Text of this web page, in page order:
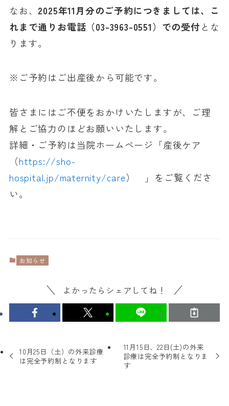
なお、 2025年11月分のご予約につきましては、こ
れまで通りお電話（03-3963-0551）での受付 とな
ります。
※ご予約はご出産後から可能です。
皆さまにはご不便をおかけいたしますが、ご理
解とご協力のほどお願いいたします。
詳細・ご予約は当院ホームページ「産後ケア
（https://sho-
hospital.jp/maternity/care） 」をご覧くださ
い。
お知らせ
よかったらシェアしてね！
10月25日（土）の外来診療
は完全予約制となります
11月15日、22日(土)の外来
診療は完全予約制となりま
す